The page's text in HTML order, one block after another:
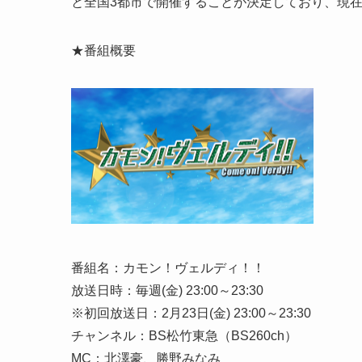
★番組概要
番組名：カモン！ヴェルディ！！
放送日時：毎週(金) 23:00～23:30
※初回放送日：2月23日(金) 23:00～23:30
チャンネル：BS松竹東急（BS260ch）
MC：北澤豪、勝野みなみ